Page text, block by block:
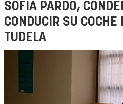
SOFÍA PARDO,
CONDUCIR SU COCHE
TUDELA